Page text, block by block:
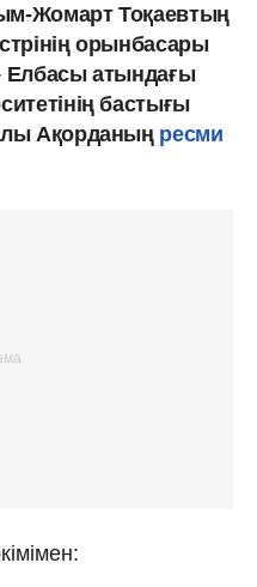
Жомарт Тоқаевтың
орынбасары
Елбасы атындағы
бастығы
Ақорданың ресми